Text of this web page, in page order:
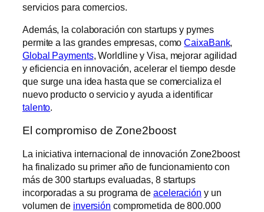
servicios para comercios.
Además, la colaboración con startups y pymes
permite a las grandes empresas, comoCaixaBank,
Global Payments, Worldline y Visa, mejorar agilidad
y eficiencia en innovación, acelerar el tiempo desde
que surge una idea hasta que se comercializa el
nuevo producto o servicio y ayuda a identificar
talento.
El compromiso de Zone2boost
La iniciativa internacional de innovación Zone2boost
ha finalizado su primer año de funcionamiento con
más de 300 startups evaluadas, 8 startups
incorporadas a su programa de aceleración y un
volumen de inversión comprometida de 800.000